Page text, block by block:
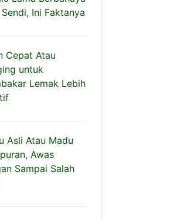
Ini Faktanya
Cepat Atau
untuk
Lemak Lebih
Asli Atau Madu
Awas
Sampai Salah